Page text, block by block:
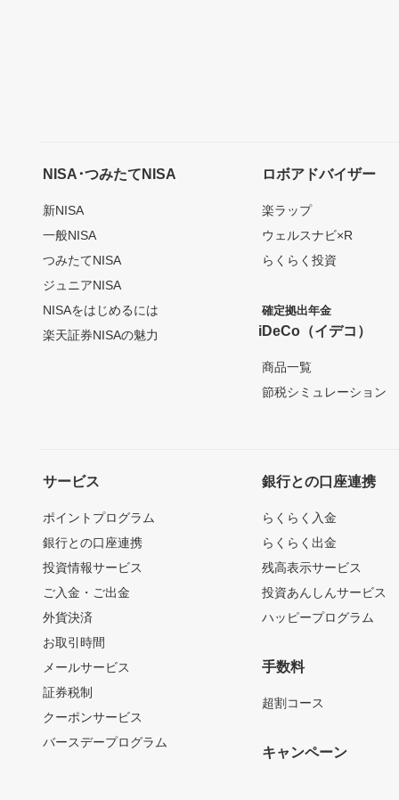
NISA･つみたてNISA
新NISA
一般NISA
つみたてNISA
ジュニアNISA
NISAをはじめるには
楽天証券NISAの魅力
ロボアドバイザー
楽ラップ
ウェルスナビ×R
らくらく投資
確定拠出年金
iDeCo（イデコ）
商品一覧
節税シミュレーション
サービス
ポイントプログラム
銀行との口座連携
投資情報サービス
ご入金・ご出金
外貨決済
お取引時間
メールサービス
証券税制
クーポンサービス
バースデープログラム
銀行との口座連携
らくらく入金
らくらく出金
残高表示サービス
投資あんしんサービス
ハッピープログラム
手数料
超割コース
キャンペーン